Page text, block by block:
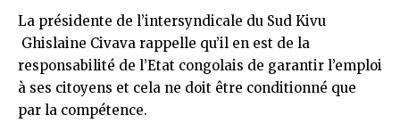
La présidente de l’intersyndicale du Sud Kivu
Ghislaine Civava rappelle qu’il en est de la
responsabilité de l’Etat congolais de garantir l’emploi
à ses citoyens et cela ne doit être conditionné que
par la compétence.